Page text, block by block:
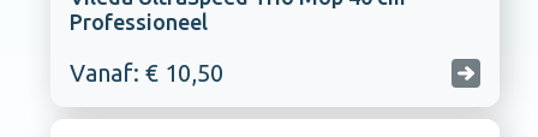
Professioneel
Vanaf: € 10,50